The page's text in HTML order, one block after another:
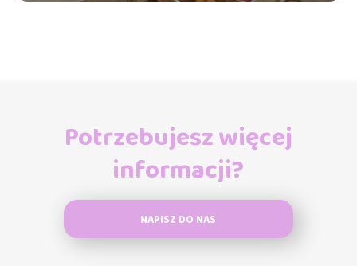
Potrzebujesz więcej
informacji?
NAPISZ DO NAS